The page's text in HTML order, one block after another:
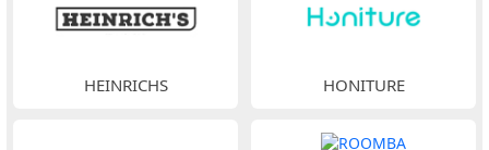
HEINRICHS HONITURE